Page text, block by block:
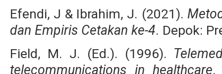
Efendi, J & Ibrahim, J. (2021).
dan Empiris Cetakan ke-4. Depok:
Field, M. J. (Ed.). (1996).
telecommunications in healthcare.